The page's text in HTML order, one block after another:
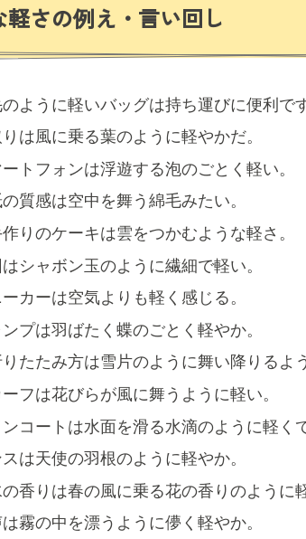
さの例え・言い回し
ように軽いバッグは持ち運びに便利です
は風に乗る葉のように軽やかだ。
トフォンは浮遊する泡のごとく軽い。
質感は空中を舞う綿毛みたい。
りのケーキは雲をつかむような軽さ。
シャボン玉のように繊細で軽い。
カーは空気よりも軽く感じる。
プは羽ばたく蝶のごとく軽やか。
たたみ方は雪片のように舞い降りるよ
フは花びらが風に舞うように軽い。
コートは水面を滑る水滴のように軽く
は天使の羽根のように軽やか。
香りは春の風に乗る花の香りのように
霧の中を漂うように儚く軽やか。